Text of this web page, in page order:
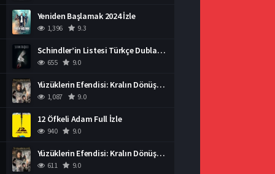
Yeniden Başlamak 2024 İzle
1,396 9.3
Schindler’in Listesi Türkçe Dublaj İzle
655 9.0
Yüzüklerin Efendisi: Kralın Dönüşü İzle
1,087 9.0
12 Öfkeli Adam Full İzle
940 9.0
Yüzüklerin Efendisi: Kralın Dönüşü İzle
611 9.0